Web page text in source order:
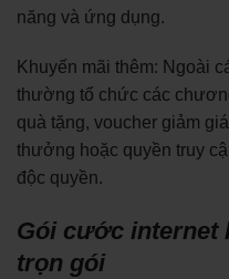
năng và ứng dụng.
Khuyến mãi thêm: Ngoài
thường tổ chức các
quà tặng, voucher giảm
thưởng hoặc quyền truy
độc quyền.
Gói cước internet
trọn gói